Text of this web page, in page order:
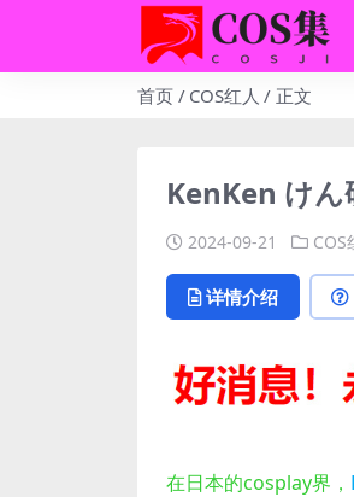
首页 COS红人 正文
KenKen けん
2024-09-21 COS
详情介绍
在日本的cosplay界，